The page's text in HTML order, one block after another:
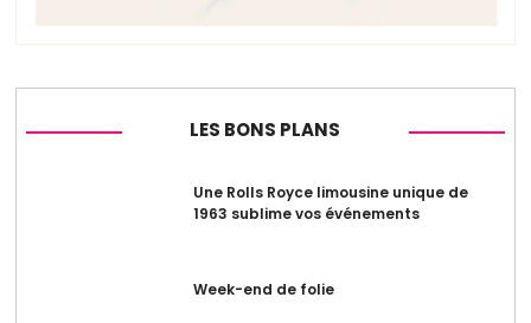
LES BONS PLANS
Une Rolls Royce limousine unique de
1963 sublime vos événements
Week-end de folie